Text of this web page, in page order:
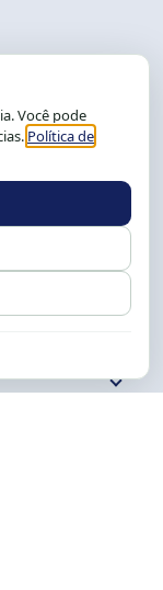
ou 2105
Fale conosco